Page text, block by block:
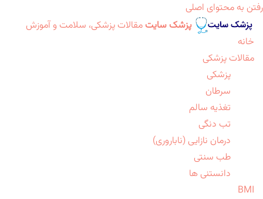
رفتن به محتوای اصلی
پزشک سایت مقالات پزشکی، سلامت و آموزش
خانه
مقالات پزشکی
پزشکی
سرطان
تغذیه سالم
تب دنگی
درمان نازایی (ناباروری)
طب سنتی
دانستنی ها
BMI